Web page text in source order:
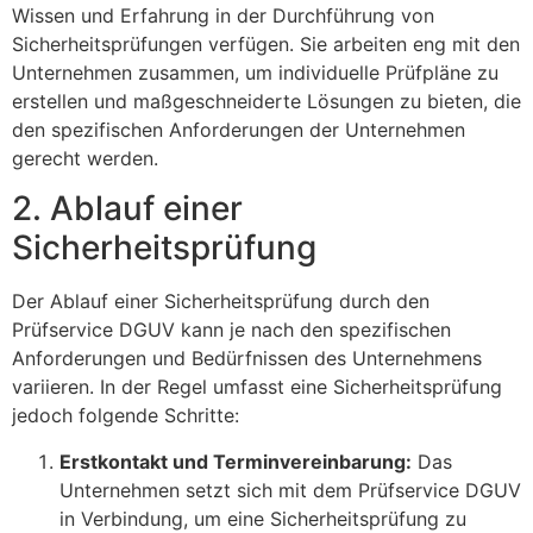
Wissen und Erfahrung in der Durchführung von
Sicherheitsprüfungen verfügen. Sie arbeiten eng mit den
Unternehmen zusammen, um individuelle Prüfpläne zu
erstellen und maßgeschneiderte Lösungen zu bieten, die
den spezifischen Anforderungen der Unternehmen
gerecht werden.
2. Ablauf einer
Sicherheitsprüfung
Der Ablauf einer Sicherheitsprüfung durch den
Prüfservice DGUV kann je nach den spezifischen
Anforderungen und Bedürfnissen des Unternehmens
variieren. In der Regel umfasst eine Sicherheitsprüfung
jedoch folgende Schritte:
Erstkontakt und Terminvereinbarung: Das
Unternehmen setzt sich mit dem Prüfservice DGUV
in Verbindung, um eine Sicherheitsprüfung zu